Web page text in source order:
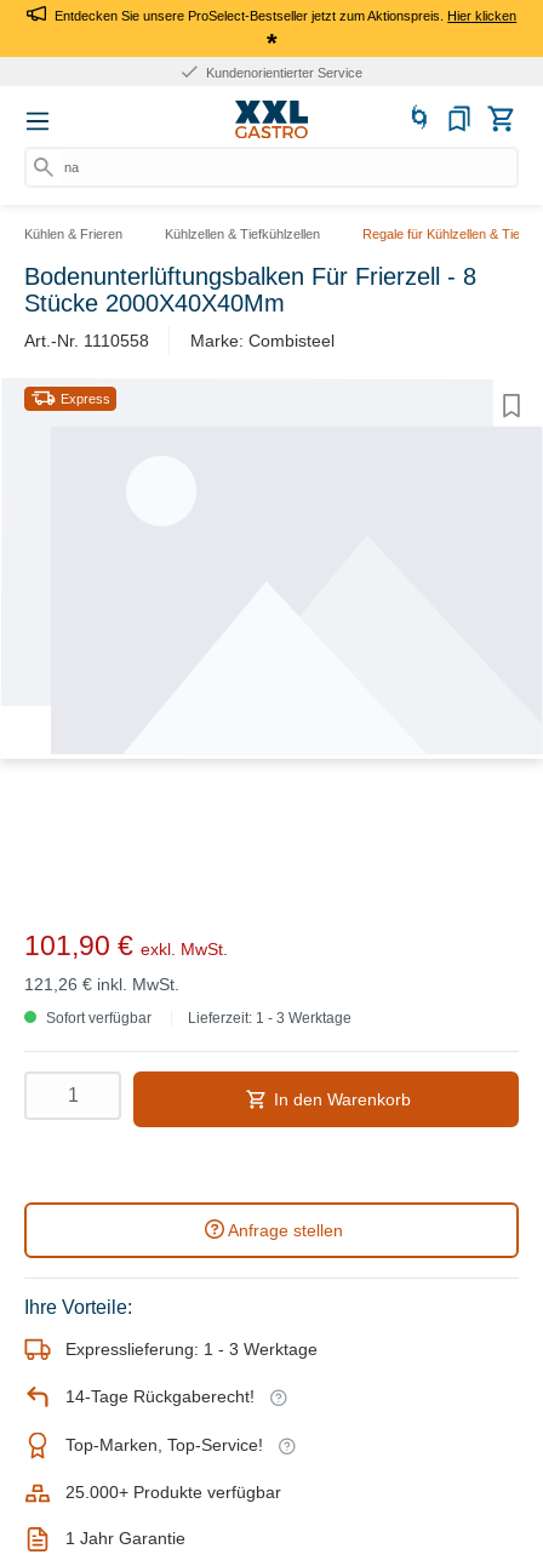
Entdecken Sie unsere ProSelect-Bestseller jetzt zum Aktionspreis.Hier klicken
*
Kundenorientierter Service
nac
Kühlen & Frieren Kühlzellen & Tiefkühlzellen Regale für Kühlzellen &
Bodenunterlüftungsbalken Für Frierzell - 8
Stücke 2000X40X40Mm
Art.-Nr. 1110558 Marke: Combisteel
Express
101,90 € exkl. MwSt.
121,26 € inkl. MwSt.
Sofort verfügbar Lieferzeit: 1 - 3 Werktage
In den Warenkorb
Anfrage stellen
Ihre Vorteile:
Expresslieferung: 1 - 3 Werktage
14-Tage Rückgaberecht!
Top-Marken, Top-Service!
25.000+ Produkte verfügbar
1 Jahr Garantie